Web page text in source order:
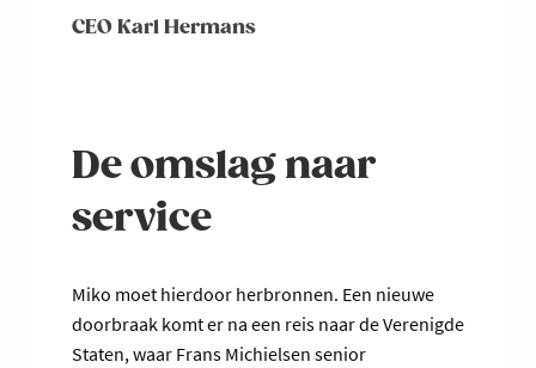
CEO Karl Hermans
De omslag naar
service
Miko moet hierdoor herbronnen. Een nieuwe
doorbraak komt er na een reis naar de Verenigde
Staten, waar Frans Michielsen senior